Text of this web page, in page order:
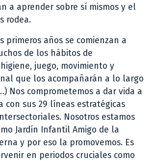
a aprender sobre sí mismos y el
rodea.
primeros años se comienzan a
de los hábitos de
juego, movimiento y
que los acompañarán a lo largo
Nos comprometemos a dar vida a
con sus 29 líneas estratégicas
Nosotros estamos
Jardín Infantil Amigo de la
y por eso la promovemos. Es
en periodos cruciales como